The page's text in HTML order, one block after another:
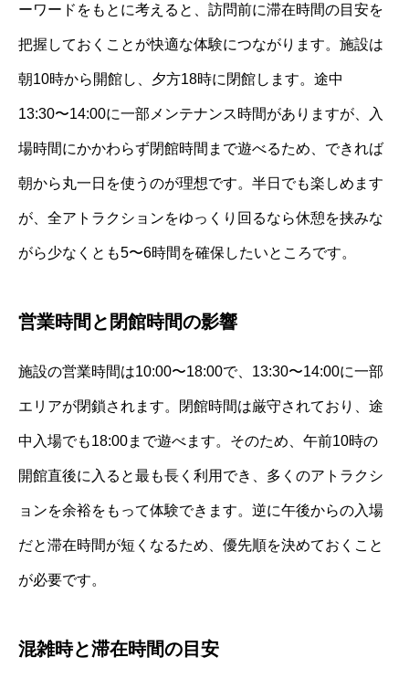
ーワードをもとに考えると、訪問前に滞在時間の目安を
把握しておくことが快適な体験につながります。施設は
朝10時から開館し、夕方18時に閉館します。途中
13:30〜14:00に一部メンテナンス時間がありますが、入
場時間にかかわらず閉館時間まで遊べるため、できれば
朝から丸一日を使うのが理想です。半日でも楽しめます
が、全アトラクションをゆっくり回るなら休憩を挟みな
がら少なくとも5〜6時間を確保したいところです。
営業時間と閉館時間の影響
施設の営業時間は10:00〜18:00で、13:30〜14:00に一部
エリアが閉鎖されます。閉館時間は厳守されており、途
中入場でも18:00まで遊べます。そのため、午前10時の
開館直後に入ると最も長く利用でき、多くのアトラクシ
ョンを余裕をもって体験できます。逆に午後からの入場
だと滞在時間が短くなるため、優先順を決めておくこと
が必要です。
混雑時と滞在時間の目安